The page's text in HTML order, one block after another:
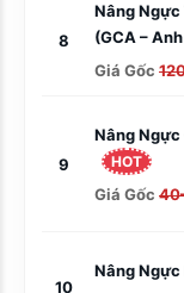
8
Nâng Ngực
(GCA –
Giá Gốc
9
Nâng
HOT
Giá Gốc
10
Nâng Ngực